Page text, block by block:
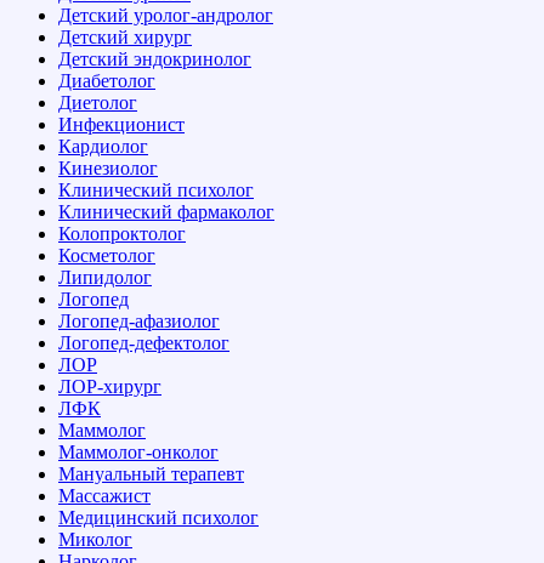
Детский уролог-андролог
Детский хирург
Детский эндокринолог
Диабетолог
Диетолог
Инфекционист
Кардиолог
Кинезиолог
Клинический психолог
Клинический фармаколог
Колопроктолог
Косметолог
Липидолог
Логопед
Логопед-афазиолог
Логопед-дефектолог
ЛОР
ЛОР-хирург
ЛФК
Маммолог
Маммолог-онколог
Мануальный терапевт
Массажист
Медицинский психолог
Миколог